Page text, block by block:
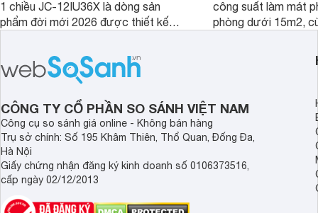
1 chiều JC-12IU36X là dòng sản
phẩm đời mới 2026 được thiết kế
có giá bán rất hợp lý.
công suất làm mát
phòng dưới 15m2,
CÔNG TY CỔ PHẦN SO SÁNH VIỆT NAM
Công cụ so sánh giá online - Không bán hàng
Trụ sở chính: Số 195 Khâm Thiên, Thổ Quan, Đống Đa,
Hà Nội
Giấy chứng nhận đăng ký kinh doanh số 0106373516,
cấp ngày 02/12/2013